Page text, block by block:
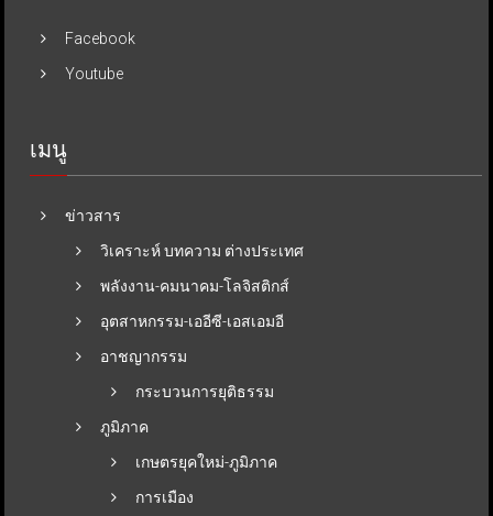
Facebook
Youtube
เมนู
ข่าวสาร
วิเคราะห์ บทความ ต่างประเทศ
พลังงาน-คมนาคม-โลจิสติกส์
อุตสาหกรรม-เออีซี-เอสเอมอี
อาชญากรรม
กระบวนการยุติธรรม
ภูมิภาค
เกษตรยุคใหม่-ภูมิภาค
การเมือง